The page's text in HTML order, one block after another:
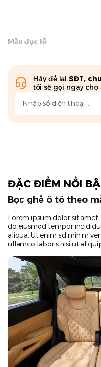
Mẫu đục lỗ
Hãy để lại SĐT,
tôi sẽ gọi ngay cho
ĐẶC ĐIỂM NỔI
Bọc ghế ô tô theo
Lorem ipsum dolor sit
do eiusmod tempor
aliqua. Ut enim ad minim
ullamco laboris nisi ut